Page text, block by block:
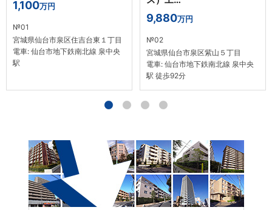
1,100万円
№01
宮城県仙台市泉区住吉台東１丁目
電車: 仙台市地下鉄南北線 泉中央
駅
9,880万円
№02
宮城県仙台市泉区紫山５丁目
電車: 仙台市地下鉄南北線 泉中央
駅 徒歩92分